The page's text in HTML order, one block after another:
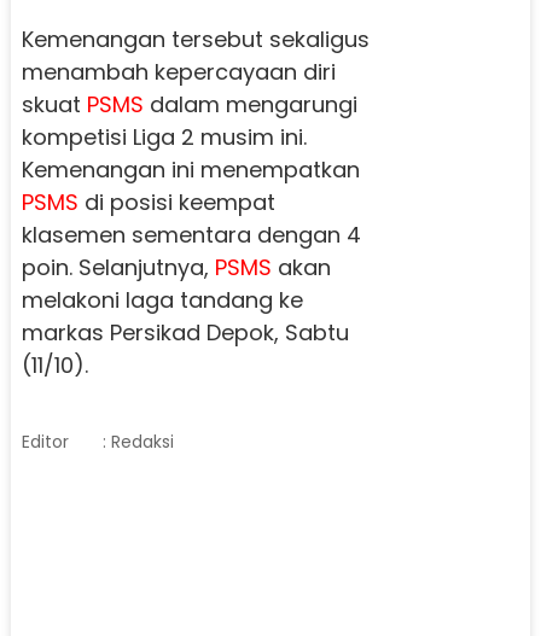
Kemenangan tersebut sekaligus
menambah kepercayaan diri
skuat PSMS dalam mengarungi
kompetisi Liga 2 musim ini.
Kemenangan ini menempatkan
PSMS di posisi keempat
klasemen sementara dengan 4
poin. Selanjutnya, PSMS akan
melakoni laga tandang ke
markas Persikad Depok, Sabtu
(11/10).
Editor : Redaksi